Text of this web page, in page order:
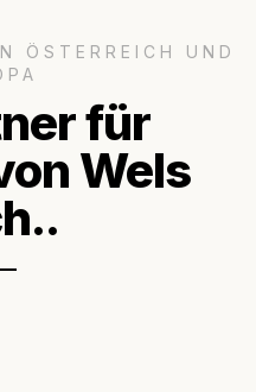
ÖSTERREICH UND
für
Wels